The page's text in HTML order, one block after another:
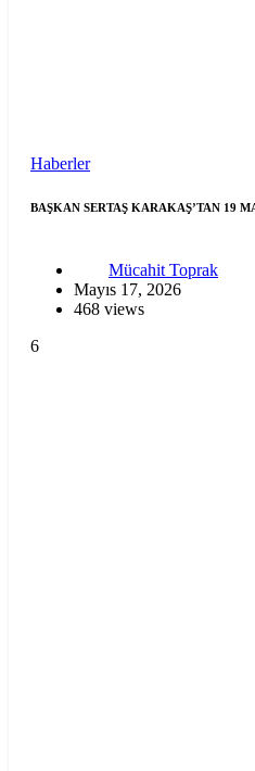
Haberler
BAŞKAN SERTAŞ KARAKAŞ’TAN 19
Mücahit Toprak
Mayıs 17, 2026
468 views
6